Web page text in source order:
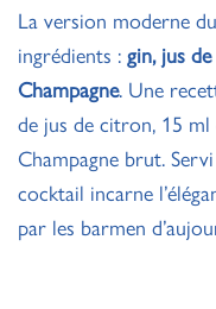
La version moderne
ingrédients : gin, jus
Champagne. Une
de jus de citron, 15
Champagne brut.
cocktail incarne
par les barmen